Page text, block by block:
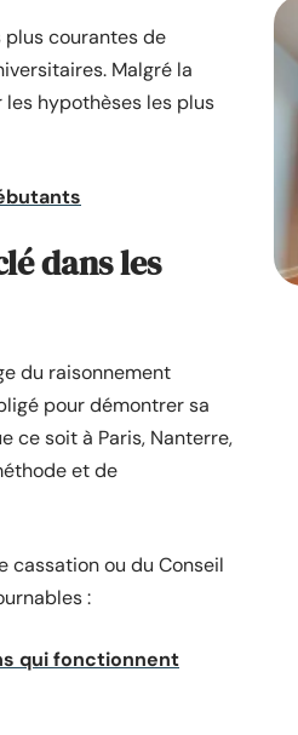
plus courantes de
Malgré la
hypothèses les plus
dans les
du raisonnement
pour démontrer sa
ce soit à Paris, Nanterre,
et de
cassation ou du Conseil
:
qui fonctionnent